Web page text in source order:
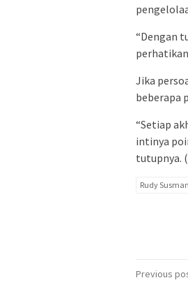
“Dengan
Jika
beberapa
“Setiap
intinya
tutupnya.
Rudy
Post
Previous